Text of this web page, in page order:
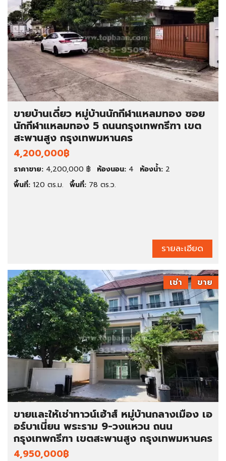
ขายบ้านเดี่ยว หมู่บ้านนักกีฬาแหลมทอง ซอย
นักกีฬาแหลมทอง 5 ถนนกรุงเทพกรีฑา เขต
สะพานสูง กรุงเทพมหานคร
4,200,000฿
ราคาขาย: 4,200,000 ฿ ห้องนอน: 4 ห้องน้ำ: 2
พื้นที่: 120 ตร.ม. พื้นที่: 78 ตร.ว.
รายละเอียด
ขาย
เช่า
ขายและให้เช่าทาวน์เฮ้าส์ หมู่บ้านกลางเมือง เอ
อร์บาเนี่ยน พระราม 9-วงแหวน ถนน
กรุงเทพกรีฑา เขตสะพานสูง กรุงเทพมหานคร
4,950,000฿